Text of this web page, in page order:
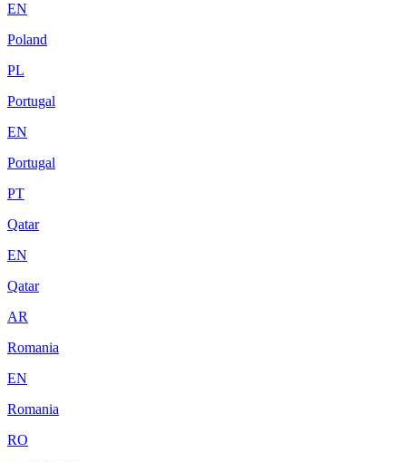
EN
Poland
PL
Portugal
EN
Portugal
PT
Qatar
EN
Qatar
AR
Romania
EN
Romania
RO